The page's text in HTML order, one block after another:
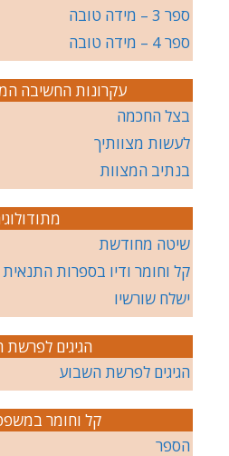
ספר 3 – מידה טובה
ספר 4 – מידה טובה
עקרונות החשיבה
בצל החכמה
לעשות מצוותיך
בנתיב המצוות
שיטה מחודשת
קל וחומר ודיו בספרות התנאית
ישלח שורשיו
הגיגים
הגיגים לפרשת השבוע
קל וחומר
הספר